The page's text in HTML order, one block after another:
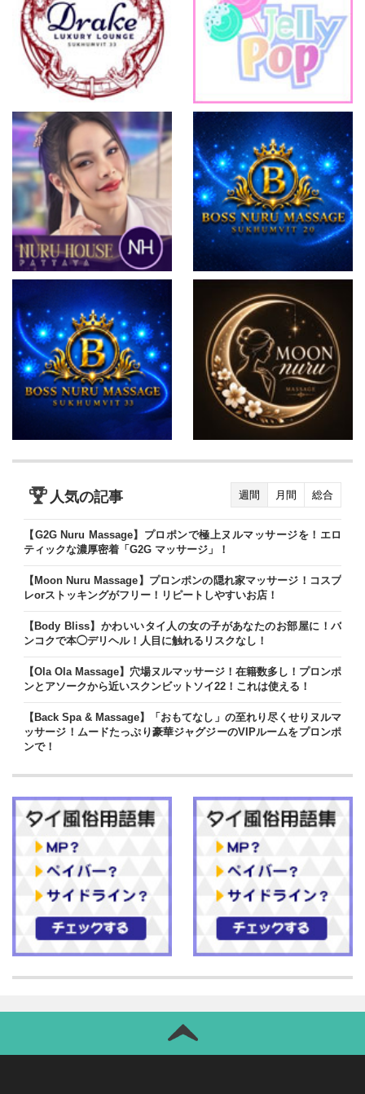
人気の記事 週間 月間 総合
【G2G Nuru Massage】プロポンで極上ヌルマッサージを！エロ
ティックな濃厚密着「G2G マッサージ」！
【Moon Nuru Massage】プロンポンの隠れ家マッサージ！コスプ
レorストッキングがフリー！リピートしやすいお店！
【Body Bliss】かわいいタイ人の女の子があなたのお部屋に！バ
ンコクで本◯デリヘル！人目に触れるリスクなし！
【Ola Ola Massage】穴場ヌルマッサージ！在籍数多し！プロンポ
ンとアソークから近いスクンビットソイ22！これは使える！
【Back Spa & Massage】「おもてなし」の至れり尽くせりヌルマ
ッサージ！ムードたっぷり豪華ジャグジーのVIPルームをプロンポ
ンで！